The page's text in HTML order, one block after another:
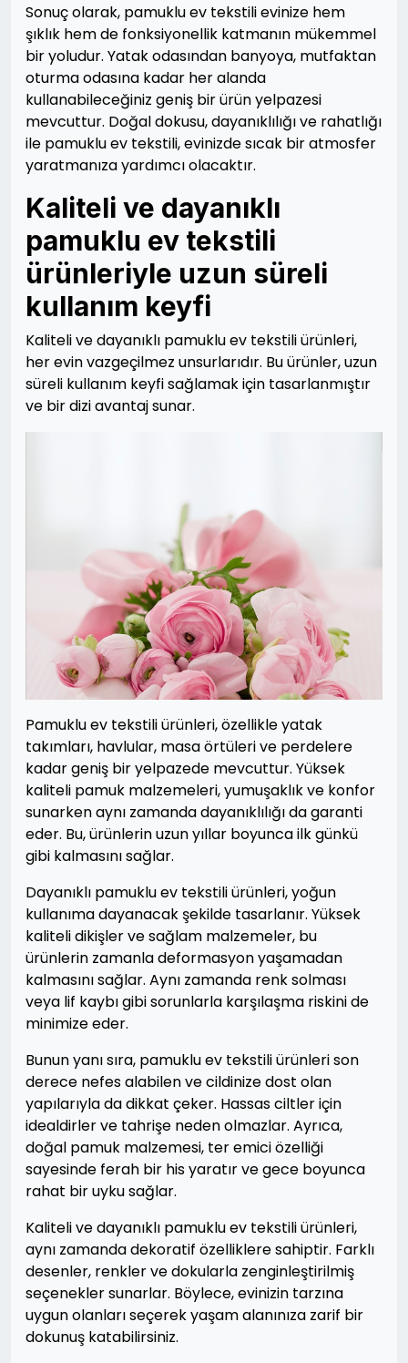
Sonuç olarak, pamuklu ev tekstili evinize hem
şıklık hem de fonksiyonellik katmanın mükemmel
bir yoludur. Yatak odasından banyoya, mutfaktan
oturma odasına kadar her alanda
kullanabileceğiniz geniş bir ürün yelpazesi
mevcuttur. Doğal dokusu, dayanıklılığı ve rahatlığı
ile pamuklu ev tekstili, evinizde sıcak bir atmosfer
yaratmanıza yardımcı olacaktır.
Kaliteli ve dayanıklı
pamuklu ev tekstili
ürünleriyle uzun süreli
kullanım keyfi
Kaliteli ve dayanıklı pamuklu ev tekstili ürünleri,
her evin vazgeçilmez unsurlarıdır. Bu ürünler, uzun
süreli kullanım keyfi sağlamak için tasarlanmıştır
ve bir dizi avantaj sunar.
Pamuklu ev tekstili ürünleri, özellikle yatak
takımları, havlular, masa örtüleri ve perdelere
kadar geniş bir yelpazede mevcuttur. Yüksek
kaliteli pamuk malzemeleri, yumuşaklık ve konfor
sunarken aynı zamanda dayanıklılığı da garanti
eder. Bu, ürünlerin uzun yıllar boyunca ilk günkü
gibi kalmasını sağlar.
Dayanıklı pamuklu ev tekstili ürünleri, yoğun
kullanıma dayanacak şekilde tasarlanır. Yüksek
kaliteli dikişler ve sağlam malzemeler, bu
ürünlerin zamanla deformasyon yaşamadan
kalmasını sağlar. Aynı zamanda renk solması
veya lif kaybı gibi sorunlarla karşılaşma riskini de
minimize eder.
Bunun yanı sıra, pamuklu ev tekstili ürünleri son
derece nefes alabilen ve cildinize dost olan
yapılarıyla da dikkat çeker. Hassas ciltler için
idealdirler ve tahrişe neden olmazlar. Ayrıca,
doğal pamuk malzemesi, ter emici özelliği
sayesinde ferah bir his yaratır ve gece boyunca
rahat bir uyku sağlar.
Kaliteli ve dayanıklı pamuklu ev tekstili ürünleri,
aynı zamanda dekoratif özelliklere sahiptir. Farklı
desenler, renkler ve dokularla zenginleştirilmiş
seçenekler sunarlar. Böylece, evinizin tarzına
uygun olanları seçerek yaşam alanınıza zarif bir
dokunuş katabilirsiniz.